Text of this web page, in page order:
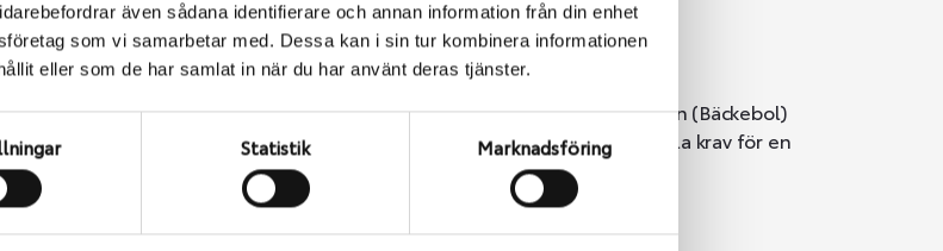
även sådana identifierare och annan information från din enhet
som vi samarbetar med. Dessa kan i sin tur kombinera informationen
eller som de har samlat in när du har använt deras tjänster.
Statistik Marknadsföring
direkt till någon av våra däckverkstäder i Göteborg. Välj mellan Hisingen (Bäckebol)
eller service. När vi byter dina däck ser vi till att de uppfyller alla krav för en